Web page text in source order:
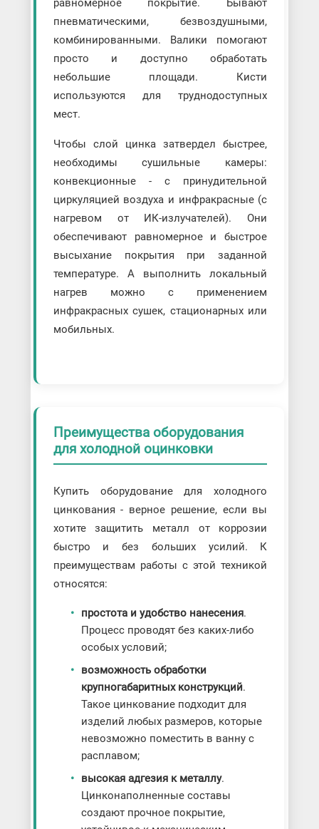
пневматическими, безвоздушными,
комбинированными. Валики помогают
просто и доступно обработать
небольшие площади. Кисти
используются для труднодоступных
мест.
Чтобы слой цинка затвердел быстрее,
необходимы сушильные камеры:
конвекционные - с принудительной
циркуляцией воздуха и инфракрасные (с
нагревом от ИК-излучателей). Они
обеспечивают равномерное и быстрое
высыхание покрытия при заданной
температуре. А выполнить локальный
нагрев можно с применением
инфракрасных сушек, стационарных или
мобильных.
Преимущества оборудования
для холодной оцинковки
Купить оборудование для холодного
цинкования - верное решение, если вы
хотите защитить металл от коррозии
быстро и без больших усилий. К
преимуществам работы с этой техникой
относятся:
простота и удобство нанесения.
Процесс проводят без каких-либо
особых условий;
возможность обработки
крупногабаритных конструкций.
Такое цинкование подходит для
изделий любых размеров, которые
невозможно поместить в ванну с
расплавом;
высокая адгезия к металлу.
Цинконаполненные составы
создают прочное покрытие,